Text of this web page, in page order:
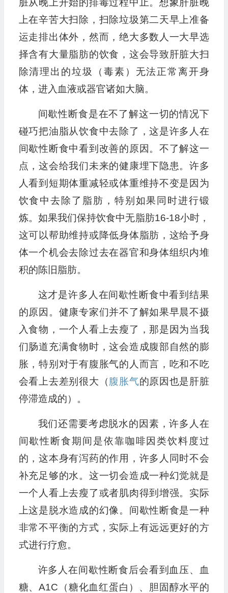
脏从晚上开始的排毒过程中止。想象肝脏晚
上在辛苦大扫除，扫除垃圾第二天早上准备
运走排出体外，然而，绝大多数人一大早选
择含有大量脂肪的饮食，这会导致肝脏大扫
除清理出的垃圾（毒素）无法正常离开身
体，进入血液或器官诸如大脑。
间歇性断食是在不了解这一切的情况下
碰巧把油脂从饮食中去除了，这是许多人在
间歇性断食中看到改善的原因。不了解这一
点，这会给我们未来的健康埋下隐患。许多
人看到短期体重减轻或体重维持不变是因为
饮食中去除了脂肪，特别如果同时进行锻
炼。如果我们保持饮食中无脂肪16-18小时，
这可以帮助维持或降低身体脂肪，这给予身
体一个机会去除过去在器官和身体组织内堆
积的陈旧脂肪。
这才是许多人在间歇性断食中看到结果
的原因。健康专家们并不了解如果早晨不摄
入食物，一个人看上去瘦了，那是因为当我
们肠道充满食物时，这会造成腹部自然的膨
胀，特别对于有腹胀气的人而言，吃和不吃
会看上去差别很大（ 腹胀气的原因也是肝脏
停滞造成的）。
我们还需要考虑脱水的因素，许多人在
间歇性断食期间是依靠咖啡因类饮料度过
的，这本身有泻药的作用，许多人同时不会
补充足够的水。这一切会造成一种幻觉就是
一个人看上去瘦了或者肌肉得到增强。实际
上这是脱水造成的幻像。间歇性断食是一种
非常不平衡的方式，实际上有远远更好的方
式进行疗愈。
许多人在间歇性断食后会看到血压、血
糖、A1C（糖化血红蛋白）、胆固醇水平的